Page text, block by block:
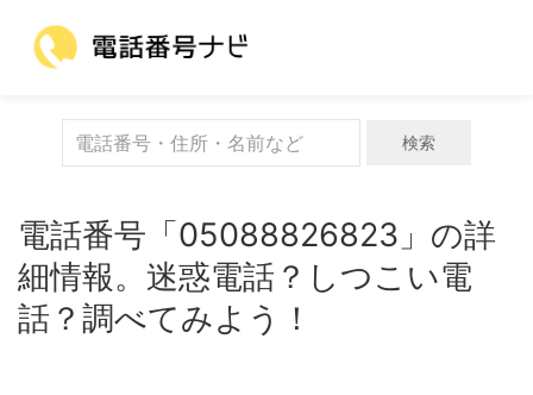
検索
電話番号「05088826823」の詳
細情報。迷惑電話？しつこい電
話？調べてみよう！